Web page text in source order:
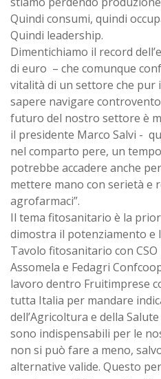
Quindi consumi, quindi
Quindi leadership.
Dimentichiamo il record
di euro – che comunque
vitalità di un settore che pur
sapere navigare
futuro del nostro settore è
il presidente Marco Salvi -
nel comparto pere, un
potrebbe accadere anche
mettere mano con serietà e
agrofarmaci”.
Il tema fitosanitario è la
dimostra il potenziamento e
Tavolo fitosanitario con
Assomela e Fedagri
lavoro dentro Fruitimprese
tutta Italia per mandare
dell’Agricoltura e della
sono indispensabili per le
non si può fare a meno,
alternative valide. Questo